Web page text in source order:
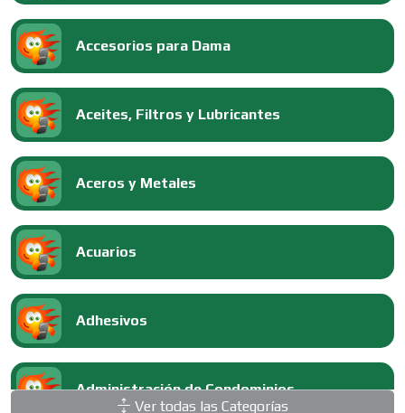
Accesorios para Dama
Aceites, Filtros y Lubricantes
Aceros y Metales
Acuarios
Adhesivos
Administración de Condominios
Ver todas las Categorías